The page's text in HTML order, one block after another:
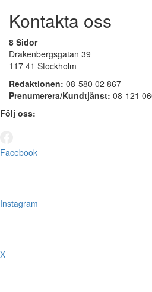
Kontakta oss
8 Sidor
Drakenbergsgatan 39
117 41 Stockholm
Redaktionen: 08-580 02 867
Prenumerera/Kundtjänst: 08-121
Följ oss:
Facebook
Instagram
X